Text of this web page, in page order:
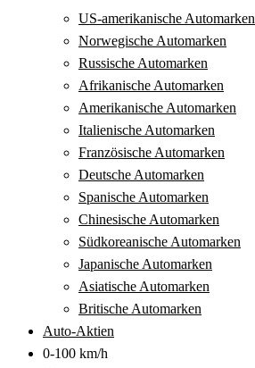
US-amerikanische Automarken
Norwegische Automarken
Russische Automarken
Afrikanische Automarken
Amerikanische Automarken
Italienische Automarken
Französische Automarken
Deutsche Automarken
Spanische Automarken
Chinesische Automarken
Südkoreanische Automarken
Japanische Automarken
Asiatische Automarken
Britische Automarken
Auto-Aktien
0-100 km/h